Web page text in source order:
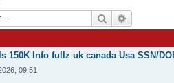
Rechercher
150K Info fullz uk canada Usa SSN/
09:51